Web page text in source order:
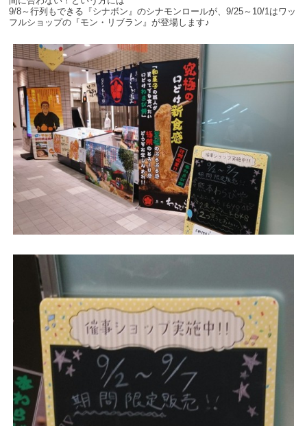
9/8～行列もできる『シナボン』のシナモンロールが、9/25～10/1はワッ
フルショップの『モン・リブラン』が登場します♪